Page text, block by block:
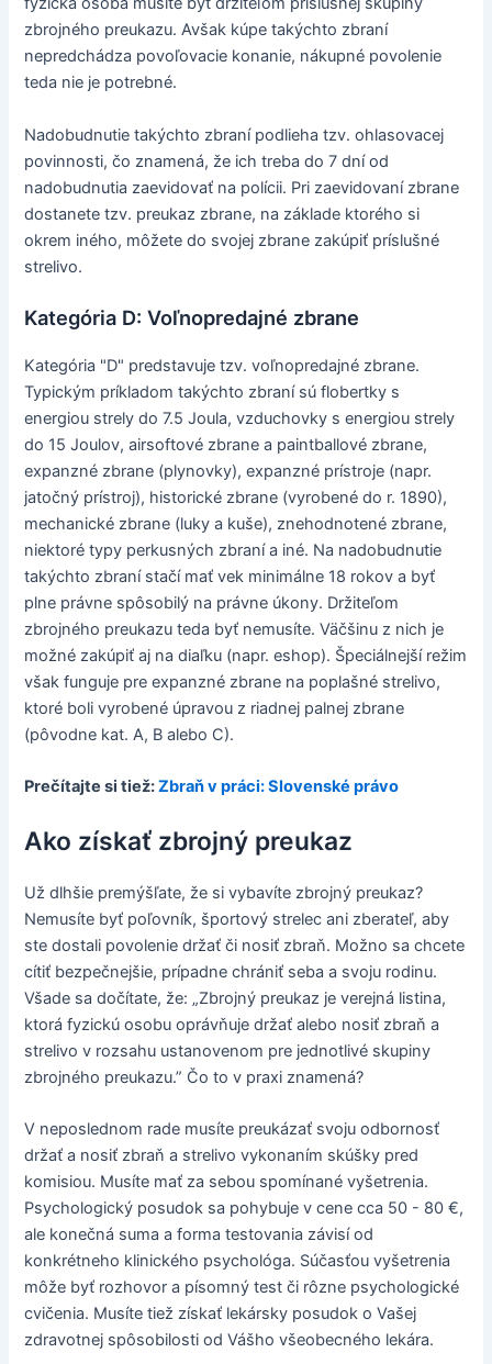
zbrojného preukazu. Avšak kúpe takýchto zbraní
nepredchádza povoľovacie konanie, nákupné povolenie
teda nie je potrebné.
Nadobudnutie takýchto zbraní podlieha tzv. ohlasovacej
povinnosti, čo znamená, že ich treba do 7 dní od
nadobudnutia zaevidovať na polícii. Pri zaevidovaní zbrane
dostanete tzv. preukaz zbrane, na základe ktorého si
okrem iného, môžete do svojej zbrane zakúpiť príslušné
strelivo.
Kategória D: Voľnopredajné zbrane
Kategória "D" predstavuje tzv. voľnopredajné zbrane.
Typickým príkladom takýchto zbraní sú flobertky s
energiou strely do 7.5 Joula, vzduchovky s energiou strely
do 15 Joulov, airsoftové zbrane a paintballové zbrane,
expanzné zbrane (plynovky), expanzné prístroje (napr.
jatočný prístroj), historické zbrane (vyrobené do r. 1890),
mechanické zbrane (luky a kuše), znehodnotené zbrane,
niektoré typy perkusných zbraní a iné. Na nadobudnutie
takýchto zbraní stačí mať vek minimálne 18 rokov a byť
plne právne spôsobilý na právne úkony. Držiteľom
zbrojného preukazu teda byť nemusíte. Väčšinu z nich je
možné zakúpiť aj na diaľku (napr. eshop). Špeciálnejší režim
však funguje pre expanzné zbrane na poplašné strelivo,
ktoré boli vyrobené úpravou z riadnej palnej zbrane
(pôvodne kat. A, B alebo C).
Prečítajte si tiež:Zbraň v práci: Slovenské právo
Ako získať zbrojný preukaz
Už dlhšie premýšľate, že si vybavíte zbrojný preukaz?
Nemusíte byť poľovník, športový strelec ani zberateľ, aby
ste dostali povolenie držať či nosiť zbraň. Možno sa chcete
cítiť bezpečnejšie, prípadne chrániť seba a svoju rodinu.
Všade sa dočítate, že: „Zbrojný preukaz je verejná listina,
ktorá fyzickú osobu oprávňuje držať alebo nosiť zbraň a
strelivo v rozsahu ustanovenom pre jednotlivé skupiny
zbrojného preukazu.” Čo to v praxi znamená?
V neposlednom rade musíte preukázať svoju odbornosť
držať a nosiť zbraň a strelivo vykonaním skúšky pred
komisiou. Musíte mať za sebou spomínané vyšetrenia.
Psychologický posudok sa pohybuje v cene cca 50 - 80 €,
ale konečná suma a forma testovania závisí od
konkrétneho klinického psychológa. Súčasťou vyšetrenia
môže byť rozhovor a písomný test či rôzne psychologické
cvičenia. Musíte tiež získať lekársky posudok o Vašej
zdravotnej spôsobilosti od Vášho všeobecného lekára.